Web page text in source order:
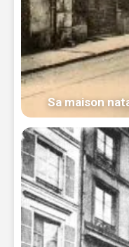
Sa maison